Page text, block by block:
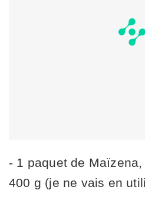
- 1 paquet de
400 g (je ne vais en